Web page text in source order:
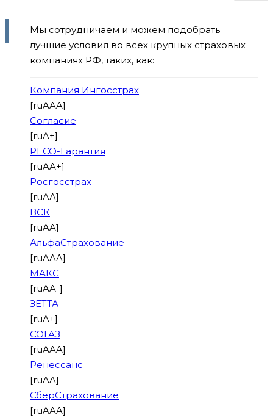
Мы сотрудничаем и можем подобрать
лучшие условия во всех крупных страховых
компаниях РФ, таких, как:
Компания Ингосстрах
[ruAAA]
Согласие
[ruA+]
РЕСО-Гарантия
[ruAA+]
Росгосстрах
[ruAA]
ВСК
[ruAA]
АльфаСтрахование
[ruAAA]
МАКС
[ruAA-]
ЗЕТТА
[ruA+]
СОГАЗ
[ruAAA]
Ренессанс
[ruAA]
СберСтрахование
[ruAAA]